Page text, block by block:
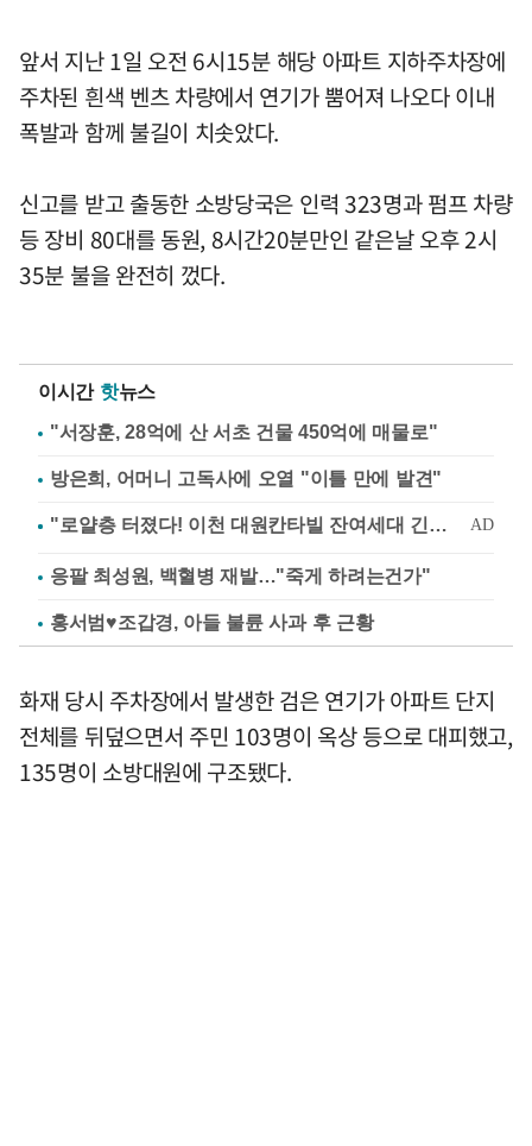
앞서 지난 1일 오전 6시15분 해당 아파트 지하주차장에
주차된 흰색 벤츠 차량에서 연기가 뿜어져 나오다 이내
폭발과 함께 불길이 치솟았다.
신고를 받고 출동한 소방당국은 인력 323명과 펌프 차량
등 장비 80대를 동원, 8시간20분만인 같은날 오후 2시
35분 불을 완전히 껐다.
이시간 핫뉴스
"서장훈, 28억에 산 서초 건물 450억에 매물로"
방은희, 어머니 고독사에 오열 "이틀 만에 발견"
응팔 최성원, 백혈병 재발…"죽게 하려는건가"
홍서범♥조갑경, 아들 불륜 사과 후 근황
화재 당시 주차장에서 발생한 검은 연기가 아파트 단지
전체를 뒤덮으면서 주민 103명이 옥상 등으로 대피했고,
135명이 소방대원에 구조됐다.